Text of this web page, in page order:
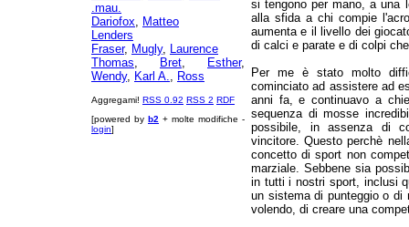
.mau.
Dariofox, Matteo
Lenders
Fraser, Mugly, Laurence
Thomas, Bret, Esther,
Wendy, Karl A., Ross
Aggregami! RSS 0.92 RSS 2 RDF
[powered by b2 + molte modifiche -
login]
si tengono per mano, a una
alla sfida a chi compie
aumenta e il livello dei
di calci e parate e di colpi
Per me è stato molto
cominciato ad assistere ad
anni fa, e continuavo a
sequenza di mosse
possibile, in assenza di
vincitore. Questo perchè
concetto di sport non
marziale. Sebbene sia
in tutti i nostri sport, inclusi
un sistema di punteggio o di
volendo, di creare una